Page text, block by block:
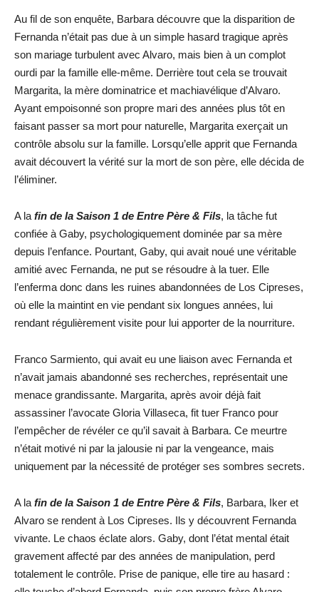
Au fil de son enquête, Barbara découvre que la disparition de
Fernanda n’était pas due à un simple hasard tragique après
son mariage turbulent avec Alvaro, mais bien à un complot
ourdi par la famille elle-même. Derrière tout cela se trouvait
Margarita, la mère dominatrice et machiavélique d’Alvaro.
Ayant empoisonné son propre mari des années plus tôt en
faisant passer sa mort pour naturelle, Margarita exerçait un
contrôle absolu sur la famille. Lorsqu’elle apprit que Fernanda
avait découvert la vérité sur la mort de son père, elle décida de
l’éliminer.
A la fin de la Saison 1 de Entre Père & Fils, la tâche fut
confiée à Gaby, psychologiquement dominée par sa mère
depuis l’enfance. Pourtant, Gaby, qui avait noué une véritable
amitié avec Fernanda, ne put se résoudre à la tuer. Elle
l’enferma donc dans les ruines abandonnées de Los Cipreses,
où elle la maintint en vie pendant six longues années, lui
rendant régulièrement visite pour lui apporter de la nourriture.
Franco Sarmiento, qui avait eu une liaison avec Fernanda et
n’avait jamais abandonné ses recherches, représentait une
menace grandissante. Margarita, après avoir déjà fait
assassiner l’avocate Gloria Villaseca, fit tuer Franco pour
l’empêcher de révéler ce qu’il savait à Barbara. Ce meurtre
n’était motivé ni par la jalousie ni par la vengeance, mais
uniquement par la nécessité de protéger ses sombres secrets.
A la fin de la Saison 1 de Entre Père & Fils, Barbara, Iker et
Alvaro se rendent à Los Cipreses. Ils y découvrent Fernanda
vivante. Le chaos éclate alors. Gaby, dont l’état mental était
gravement affecté par des années de manipulation, perd
totalement le contrôle. Prise de panique, elle tire au hasard :